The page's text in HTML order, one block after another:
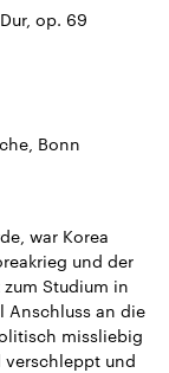
op. 69
Bonn
war Korea
und der
Studium in
Anschluss an die
missliebig
verschleppt und